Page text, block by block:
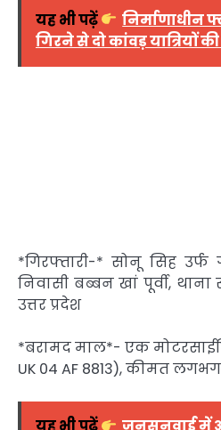
यह भी पढ़ें
निर्माणाधीन
गिरने से दो कांवड़ यात्रियों
*गिरफ्तारी-* सोनू सिह उर्फ
निवासी बब्बन खां पूर्वी,
उत्तर प्रदेश
*बरामद माल*- एक
UK 04 AF 8813), कीमत